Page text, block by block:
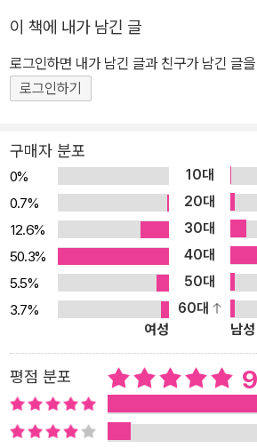
국 독자를 위하여 대한민국이 지구촌에서 어
문화적 특징은 무엇이 있는지 알려 주는 페이지도
제작 원리부터 지도 기호의 의미와 실제 모습까지, 초등학생
서도 한눈에 볼 수 없는 지구를 한눈에 볼 수
주는 것으로 시작한다. 지도에서 어떤 장소
위표, 축척, 기호에 대해서 알려 주어 지도를
준다. 지구 표면의 형태를 담은 자연 지도와
시를 담은 정치 지도를 견주어 보며, 이 책을
을 예고한다. 자연 지도에 표현된 기호들이
습인지 보여 주는 사진을 통해서 산, 사막,
우림, 초원, 습지, 툰드라, 빙상의 특징을 구분해 볼
류의 지도와 선명한 사진으로 살펴보는 세계의 자연과 문화! 세계 지
도로 지구의 전체 모습을 봤다면, 이제 아시
리카, 북아메리카, 남아메리카, 오세아니아,
곱 지역으로 나누어서 자세히 살펴볼 수 있
추운 대륙까지, 오래전부터 사람이 살아온
이 책에 내가 남긴 글
로그인하면 내가 남긴 글과 친구가 남긴 글
로그인하기
구매자 분포
0% 10대
0.7%
20대
12.6%
30대
50.3%
40대
5.5%
50대
3.7%
60대
여성
남성
평점 분포